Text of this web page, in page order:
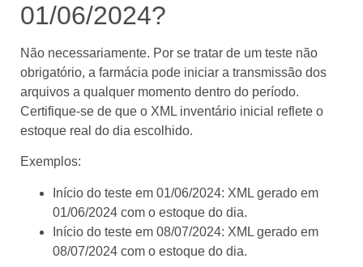
01/06/2024?
Não necessariamente. Por se tratar de um teste não
obrigatório, a farmácia pode iniciar a transmissão dos
arquivos a qualquer momento dentro do período.
Certifique-se de que o XML inventário inicial reflete o
estoque real do dia escolhido.
Exemplos:
Início do teste em 01/06/2024: XML gerado em
01/06/2024 com o estoque do dia.
Início do teste em 08/07/2024: XML gerado em
08/07/2024 com o estoque do dia.